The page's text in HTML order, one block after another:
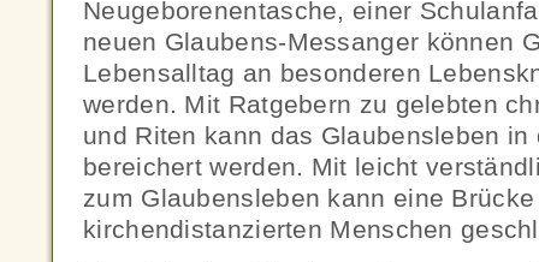
Neugeborenentasche, einer
neuen Glaubens-Messanger können
Lebensalltag an besonderen
werden. Mit Ratgebern zu gelebten
und Riten kann das Glaubensleben in
bereichert werden. Mit leicht
zum Glaubensleben kann eine
kirchendistanzierten Menschen